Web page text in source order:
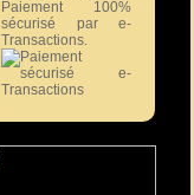
Paiement 100%
sécurisé par e-
Transactions.